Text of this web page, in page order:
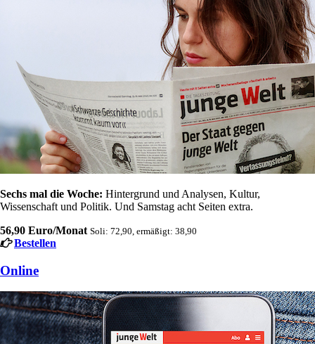
Sechs mal die Woche: Hintergrund und Analysen, Kultur,
Wissenschaft und Politik. Und Samstag acht Seiten extra.
56,90 Euro/Monat Soli: 72,90, ermäßigt: 38,90
Bestellen
Online